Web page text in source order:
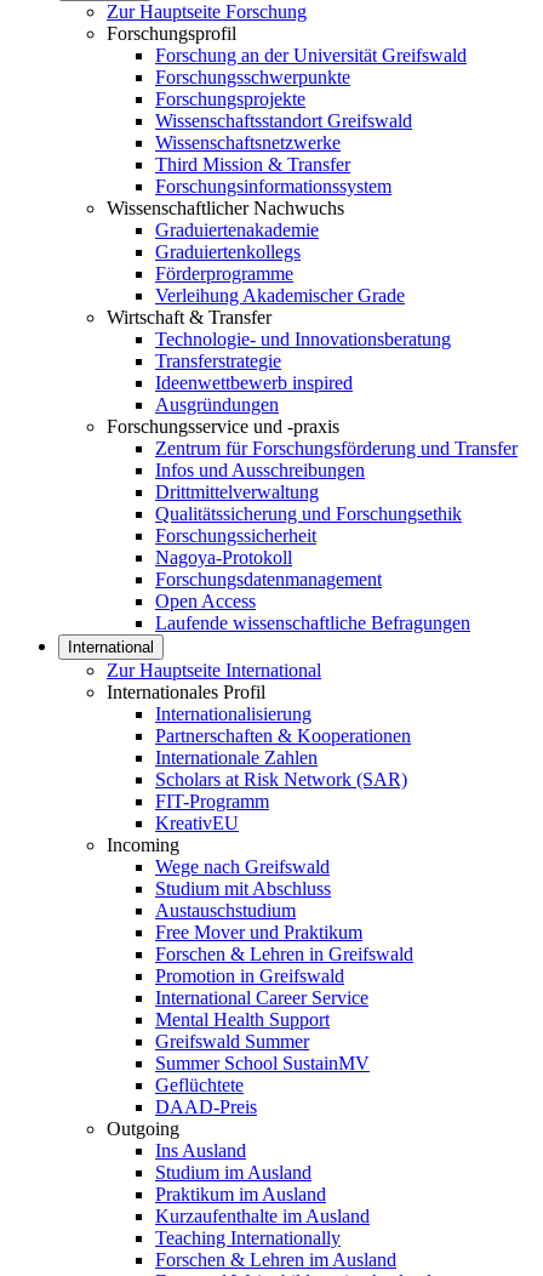
Zur Hauptseite Forschung
Forschungsprofil
Forschung an der Universität Greifswald
Forschungsschwerpunkte
Forschungsprojekte
Wissenschaftsstandort Greifswald
Wissenschaftsnetzwerke
Third Mission & Transfer
Forschungsinformationssystem
Wissenschaftlicher Nachwuchs
Graduiertenakademie
Graduiertenkollegs
Förderprogramme
Verleihung Akademischer Grade
Wirtschaft & Transfer
Technologie- und Innovationsberatung
Transferstrategie
Ideenwettbewerb inspired
Ausgründungen
Forschungsservice und -praxis
Zentrum für Forschungsförderung und Transfer
Infos und Ausschreibungen
Drittmittelverwaltung
Qualitätssicherung und Forschungsethik
Forschungssicherheit
Nagoya-Protokoll
Forschungsdatenmanagement
Open Access
Laufende wissenschaftliche Befragungen
International
Zur Hauptseite International
Internationales Profil
Internationalisierung
Partnerschaften & Kooperationen
Internationale Zahlen
Scholars at Risk Network (SAR)
FIT-Programm
KreativEU
Incoming
Wege nach Greifswald
Studium mit Abschluss
Austauschstudium
Free Mover und Praktikum
Forschen & Lehren in Greifswald
Promotion in Greifswald
International Career Service
Mental Health Support
Greifswald Summer
Summer School SustainMV
Geflüchtete
DAAD-Preis
Outgoing
Ins Ausland
Studium im Ausland
Praktikum im Ausland
Kurzaufenthalte im Ausland
Teaching Internationally
Forschen & Lehren im Ausland